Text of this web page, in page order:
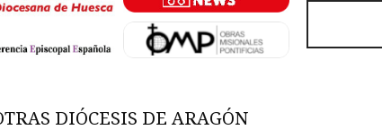
DIÓCESIS DE ARAGÓN